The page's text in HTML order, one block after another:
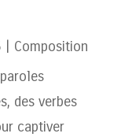
Composition
des verbes
captiver